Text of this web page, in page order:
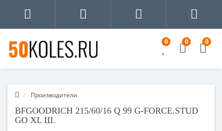
0 0 0
Производители
BFGOODRICH 215/60/16 Q 99 G-FORCE.STUD
GO XL Ш.